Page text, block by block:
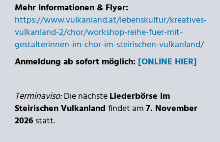
Mehr Informationen & Flyer:
https://www.vulkanland.at/lebenskultur/kreatives-
vulkanland-2/chor/workshop-reihe-fuer-mit-
gestalterinnen-im-chor-im-steirischen-vulkanland/
Anmeldung ab sofort möglich: [ONLINE HIER]
Terminaviso:Die nächsteLiederbörse im
Steirischen Vulkanland findet am7. November
2026statt.